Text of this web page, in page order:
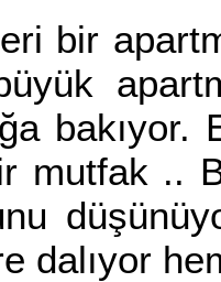
bakıyor.
mutfak ..
dalıyor